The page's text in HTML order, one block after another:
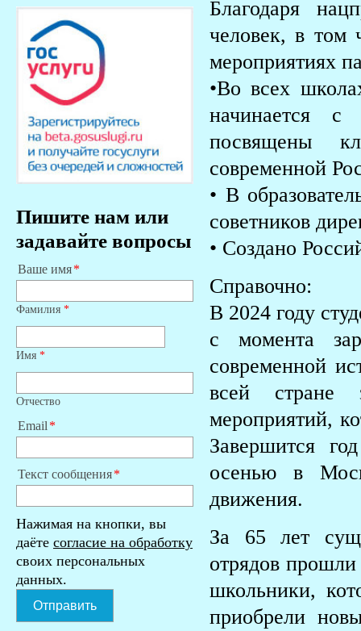
Пишите нам или
задавайте вопросы
Ваше имя
Фамилия *
Имя *
Отчество
Email
Текст сообщения
Нажимая на кнопки, вы
даёте согласие на обработку
своих персональных
данных.
Отправить
Благодаря
человек, в том
мероприятиях
•Во всех
начинается
посвящены
современной
• В
советников
• Создано
Справочно:
В 2024 году
с момента
современной
всей стране
мероприятий,
Завершится
осенью в
движения.
За 65 лет
отрядов
школьники,
приобрели